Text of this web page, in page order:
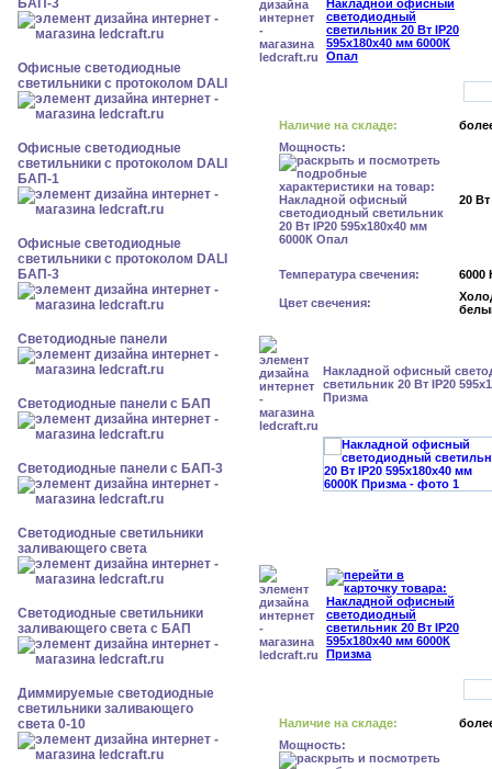
БАП-3
Офисные светодиодные
светильники с протоколом DALI
Офисные светодиодные
светильники с протоколом DALI
БАП-1
Офисные светодиодные
светильники с протоколом DALI
БАП-3
Cветодиодные панели
Cветодиодные панели с БАП
Cветодиодные панели с БАП-3
Светодиодные светильники
заливающего света
Светодиодные светильники
заливающего света с БАП
Диммируемые светодиодные
светильники заливающего
света 0-10
Наличие на складе:
Мощность:
20 Вт
Температура свечения: 6000
Цвет свечения:
Накладной офисный
светильник 20 Вт IP20
Призма
Наличие на складе:
Мощность: